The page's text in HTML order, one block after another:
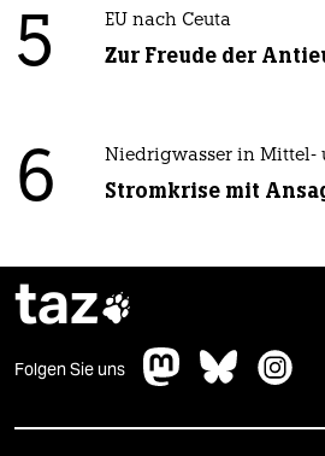
5 EU nach Ceuta
Zur Freude der
6 Niedrigwasser in Mittel-
Stromkrise mit
taz
Folgen Sie uns